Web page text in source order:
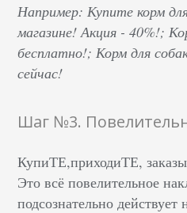
Например: Купите корм
магазине! Акция - 40%!;
бесплатно!; Корм для
сейчас!
Шаг №3.
КупиТЕ,приходиТЕ,
Это всё повелительное
подсознательно действует